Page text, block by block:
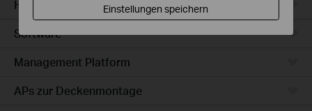
Hardware
Software
Management Platform
APs zur Deckenmontage
Einstellungen speichern